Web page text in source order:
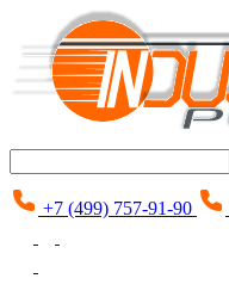
+7 (499) 757-91-90